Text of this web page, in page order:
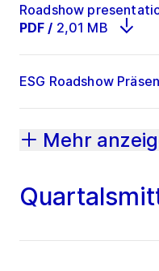
Roadshow
PDF / 2,01 MB
ESG Roadshow
Mehr